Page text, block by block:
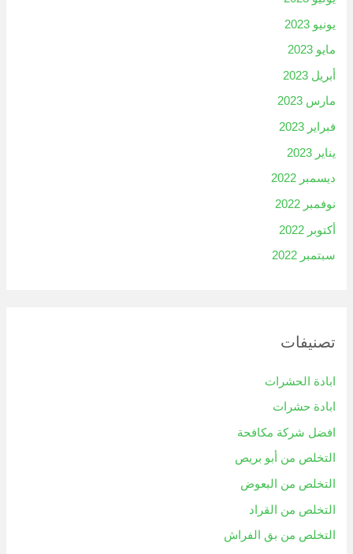
يونيو 2023
مايو 2023
أبريل 2023
مارس 2023
فبراير 2023
يناير 2023
ديسمبر 2022
نوفمبر 2022
أكتوبر 2022
سبتمبر 2022
تصنيفات
ابادة الحشرات
ابادة حشرات
افضل شركة مكافحة
التخلص من أبو بريص
التخلص من البعوض
التخلص من القراد
التخلص من بق الفراش